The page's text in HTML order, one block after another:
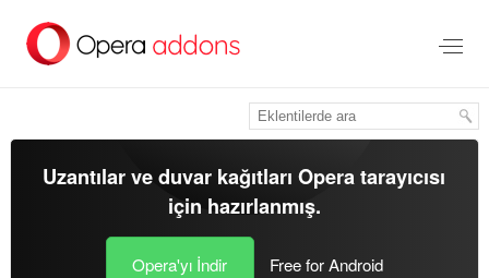
içeriğe
Uzantılar ve duvar kağıtlarıOpera tarayıcısı
için hazırlanmış.
Opera'yı İndir Free for Android